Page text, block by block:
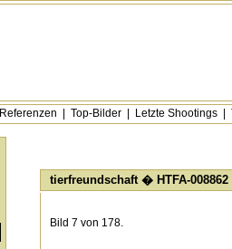
Referenzen Top-Bilder Letzte Shootings
tierfreundschaft� HTFA-008862
Bild 7 von 178.